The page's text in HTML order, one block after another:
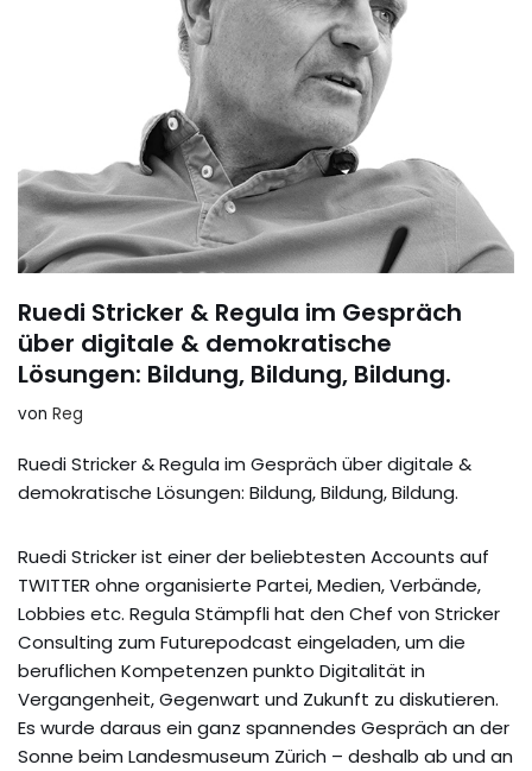
Ruedi Stricker & Regula im Gespräch
über digitale & demokratische
Lösungen: Bildung, Bildung, Bildung.
von Reg
Ruedi Stricker & Regula im Gespräch über digitale &
demokratische Lösungen: Bildung, Bildung, Bildung.
Ruedi Stricker ist einer der beliebtesten Accounts auf
TWITTER ohne organisierte Partei, Medien, Verbände,
Lobbies etc. Regula Stämpfli hat den Chef von Stricker
Consulting zum Futurepodcast eingeladen, um die
beruflichen Kompetenzen punkto Digitalität in
Vergangenheit, Gegenwart und Zukunft zu diskutieren.
Es wurde daraus ein ganz spannendes Gespräch an der
Sonne beim Landesmuseum Zürich – deshalb ab und an